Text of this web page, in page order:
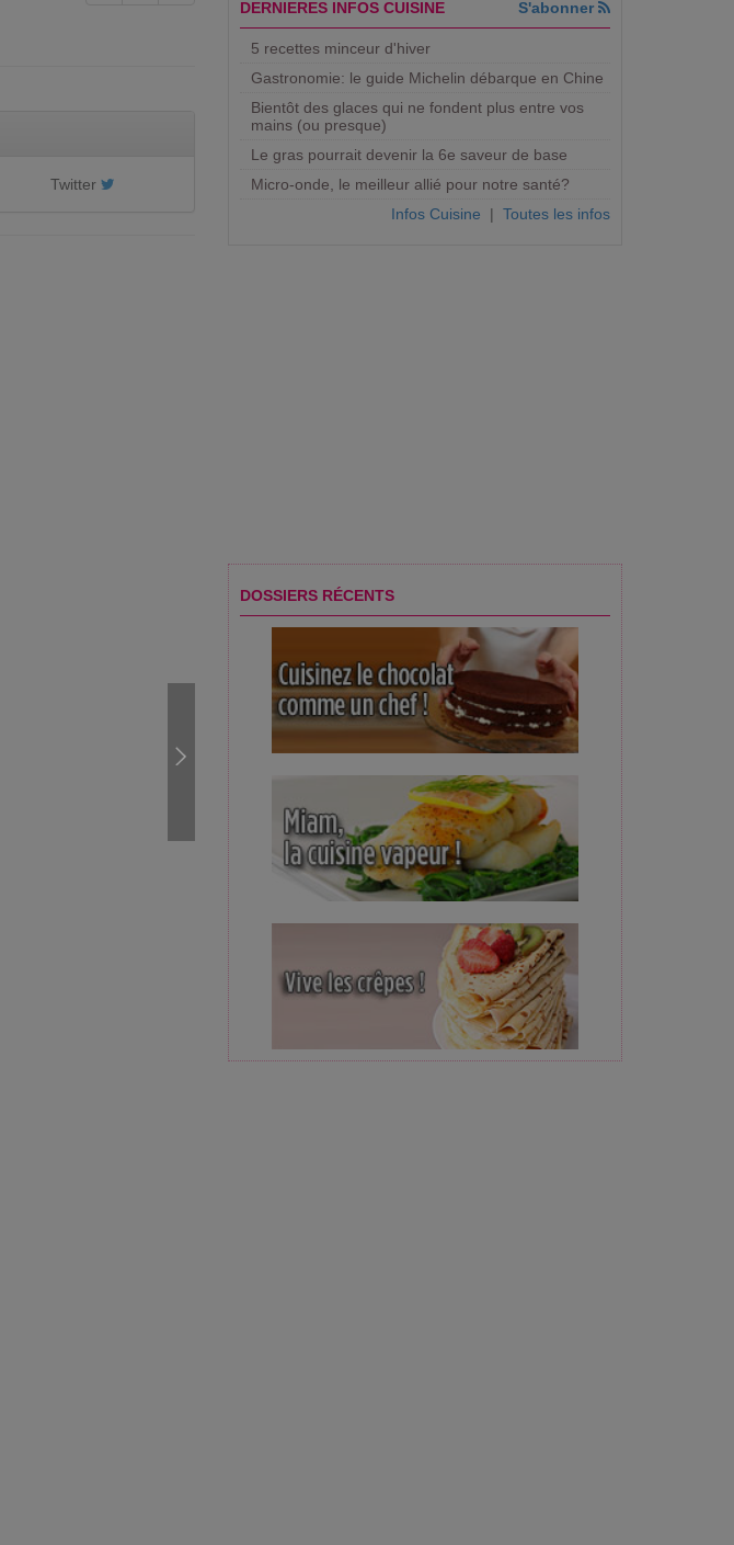
Twitter
DERNIERES INFOS CUISINE S'abonner
5 recettes minceur d'hiver
Gastronomie: le guide Michelin débarque en Chine
Bientôt des glaces qui ne fondent plus entre vos
mains (ou presque)
Le gras pourrait devenir la 6e saveur de base
Micro-onde, le meilleur allié pour notre santé?
Infos Cuisine | Toutes les infos
DOSSIERS RÉCENTS